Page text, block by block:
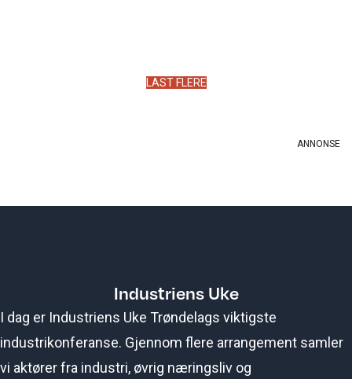
LAST FLERE
Industriens Uke
I dag er Industriens Uke Trøndelags viktigste
industrikonferanse. Gjennom flere arrangement samler
vi aktører fra industri, øvrig næringsliv og